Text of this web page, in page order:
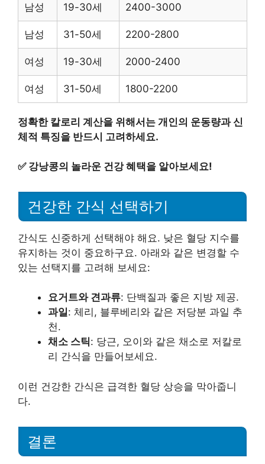
남성 19-30세 2400-3000
남성 31-50세 2200-2800
여성 19-30세 2000-2400
여성 31-50세 1800-2200
정확한 칼로리 계산을 위해서는 개인의 운동량과 신
체적 특징을 반드시 고려하세요.
✅ 강낭콩의 놀라운 건강 혜택을 알아보세요!
건강한 간식 선택하기
간식도 신중하게 선택해야 해요. 낮은 혈당 지수를
유지하는 것이 중요하구요. 아래와 같은 변경할 수
있는 선택지를 고려해 보세요:
요거트와 견과류: 단백질과 좋은 지방 제공.
과일: 체리, 블루베리와 같은 저당분 과일 추
천.
채소 스틱: 당근, 오이와 같은 채소로 저칼로
리 간식을 만들어보세요.
이런 건강한 간식은 급격한 혈당 상승을 막아줍니
다.
결론